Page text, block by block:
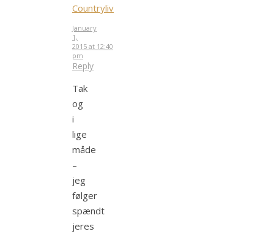
Countryliv
January
1,
2015 at 12:40
pm
Reply
Tak
og
i
lige
måde
–
jeg
følger
spændt
jeres